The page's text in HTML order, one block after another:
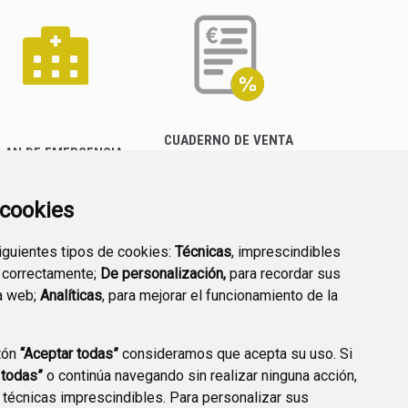
tipos de cookies: Técnicas, imprescindibles
De personalización, para recordar sus
web; Analíticas, para mejorar el funcionamiento de la
“Aceptar todas” consideramos que acepta su uso. Si
o continúa navegando sin realizar ninguna acción,
imprescindibles. Para personalizar sus
DE EMERGENCIA
CUADERNO DE VENTA
PREGUNTAS
FRECUENTES
PLAN DE ACCIÓN LOCAL
2030